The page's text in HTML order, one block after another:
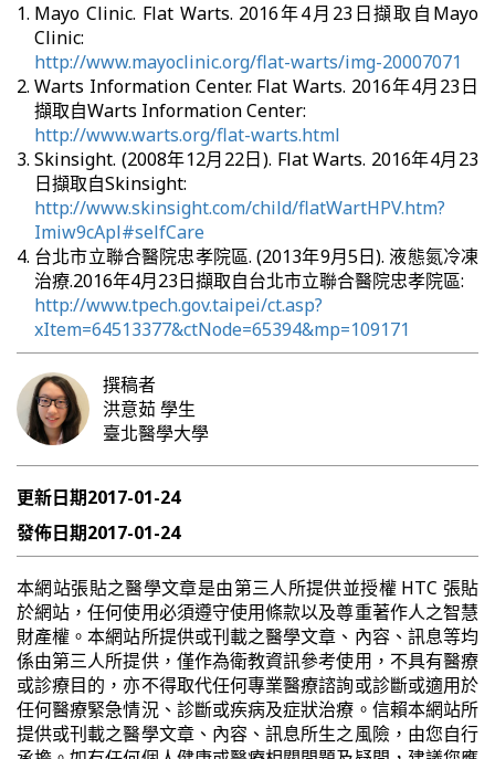
Mayo Clinic. Flat Warts. 2016年4月23日擷取自Mayo
Clinic:
http://www.mayoclinic.org/flat-warts/img-20007071
Warts Information Center. Flat Warts. 2016年4月23日
擷取自Warts Information Center:
http://www.warts.org/flat-warts.html
Skinsight. (2008年12月22日). Flat Warts. 2016年4月23
日擷取自Skinsight:
http://www.skinsight.com/child/flatWartHPV.htm?
Imiw9cApl#selfCare
台北市立聯合醫院忠孝院區. (2013年9月5日). 液態氮冷凍
治療.2016年4月23日擷取自台北市立聯合醫院忠孝院區:
http://www.tpech.gov.taipei/ct.asp?
xItem=64513377&ctNode=65394&mp=109171
撰稿者
洪意茹學生
臺北醫學大學
更新日期2017-01-24
發佈日期2017-01-24
本網站張貼之醫學文章是由第三人所提供並授權 HTC 張貼
於網站，任何使用必須遵守使用條款以及尊重著作人之智慧
財產權。本網站所提供或刊載之醫學文章、內容、訊息等均
係由第三人所提供，僅作為衛教資訊參考使用，不具有醫療
或診療目的，亦不得取代任何專業醫療諮詢或診斷或適用於
任何醫療緊急情況、診斷或疾病及症狀治療。信賴本網站所
提供或刊載之醫學文章、內容、訊息所生之風險，由您自行